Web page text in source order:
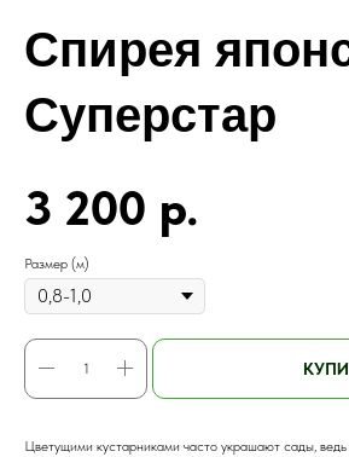
Спирея
Суперстар
3 200 р.
Размер (м)
Цветущими кустарниками часто украшают сады, ведь